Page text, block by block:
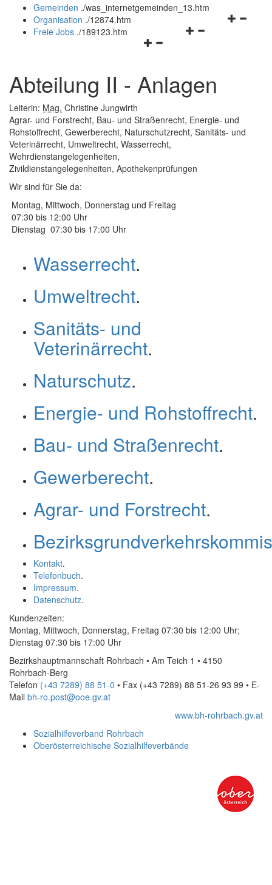
Gemeinden ./was_internetgemeinden_13.htm
Navigationsmenü
Organisation ./12874.htm
Navigationsmenü
schließen
Freie Jobs ./189123.htm
Abteilung II - Anlagen
Leiterin: Mag. Christine Jungwirth
Agrar- und Forstrecht, Bau- und Straßenrecht, Energie- und
Rohstoffrecht, Gewerberecht, Naturschutzrecht, Sanitäts- und
Veterinärrecht, Umweltrecht, Wasserrecht,
Wehrdienstangelegenheiten,
Zivildienstangelegenheiten, Apothekenprüfungen
Wir sind für Sie da:
Montag, Mittwoch, Donnerstag und Freitag
07:30 bis 12:00 Uhr
Dienstag 07:30 bis 17:00 Uhr
Wasserrecht.
Umweltrecht.
Sanitäts- und
Veterinärrecht.
Naturschutz.
Energie- und Rohstoffrecht.
Bau- und Straßenrecht.
Gewerberecht.
Agrar- und Forstrecht.
Kontakt.
Telefonbuch.
Impressum.
Datenschutz.
Kundenzeiten:
Montag, Mittwoch, Donnerstag, Freitag 07:30 bis 12:00 Uhr;
Dienstag 07:30 bis 17:00 Uhr
Bezirkshauptmannschaft Rohrbach • Am Teich 1 • 4150
Rohrbach-Berg
Telefon (+43 7289) 88 51-0 • Fax (+43 7289) 88 51-26 93 99 • E-
Mail bh-ro.post@ooe.gv.at
www.bh-rohrbach.gv.at
Sozialhilfeverband Rohrbach
Oberösterreichische Sozialhilfeverbände